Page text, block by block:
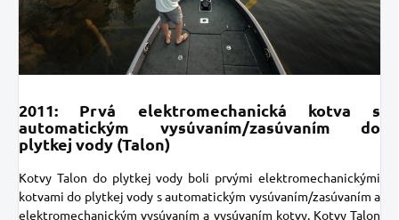
2011: Prvá elektromechanická kotva s
automatickým vysúvaním/zasúvaním do
plytkej vody (Talon)
Kotvy Talon do plytkej vody boli prvými elektromechanickými
kotvami do plytkej vody s automatickým vysúvaním/zasúvaním a
elektromechanickým vysúvaním a vysúvaním kotvy. Kotvy Talon